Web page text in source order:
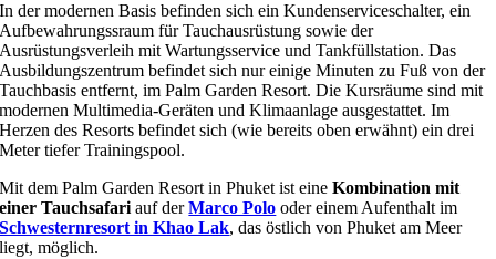
In der modernen Basis befinden sich ein Kundenserviceschalter, ein
Aufbewahrungssraum für Tauchausrüstung sowie der
Ausrüstungsverleih mit Wartungsservice und Tankfüllstation. Das
Ausbildungszentrum befindet sich nur einige Minuten zu Fuß von der
Tauchbasis entfernt, im Palm Garden Resort. Die Kursräume sind mit
modernen Multimedia-Geräten und Klimaanlage ausgestattet. Im
Herzen des Resorts befindet sich (wie bereits oben erwähnt) ein drei
Meter tiefer Trainingspool.
Mit dem Palm Garden Resort in Phuket ist eineKombination mit
einer Tauchsafariauf derMarco Polo oder einem Aufenthalt im
Schwesternresort in Khao Lak, das östlich von Phuket am Meer
liegt, möglich.